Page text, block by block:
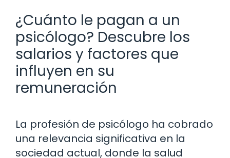
¿Cuánto le pagan a un
psicólogo? Descubre los
salarios y factores que
influyen en su
remuneración
La profesión de psicólogo ha cobrado
una relevancia significativa en la
sociedad actual, donde la salud